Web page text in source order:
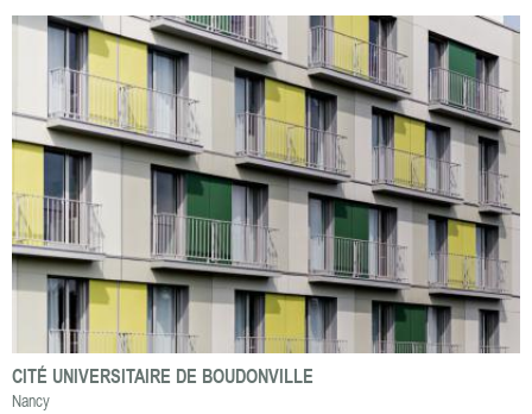
CITÉ UNIVERSITAIRE DE BOUDONVILLE
Nancy